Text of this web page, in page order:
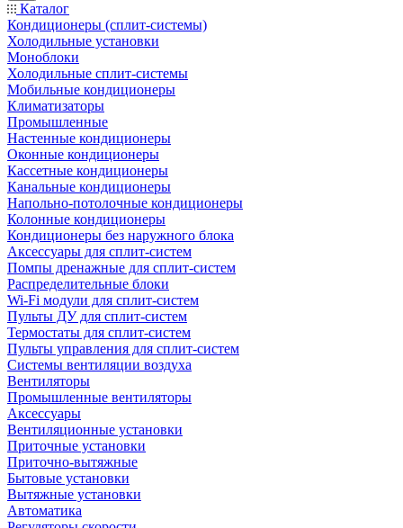
Каталог
Кондиционеры (сплит-системы)
Холодильные установки
Моноблоки
Холодильные сплит-системы
Мобильные кондиционеры
Климатизаторы
Промышленные
Настенные кондиционеры
Оконные кондиционеры
Кассетные кондиционеры
Канальные кондиционеры
Напольно-потолочные кондиционеры
Колонные кондиционеры
Кондиционеры без наружного блока
Аксессуары для сплит-систем
Помпы дренажные для сплит-систем
Распределительные блоки
Wi-Fi модули для сплит-систем
Пульты ДУ для сплит-систем
Термостаты для сплит-систем
Пульты управления для сплит-систем
Системы вентиляции воздуха
Вентиляторы
Промышленные вентиляторы
Аксессуары
Вентиляционные установки
Приточные установки
Приточно-вытяжные
Бытовые установки
Вытяжные установки
Автоматика